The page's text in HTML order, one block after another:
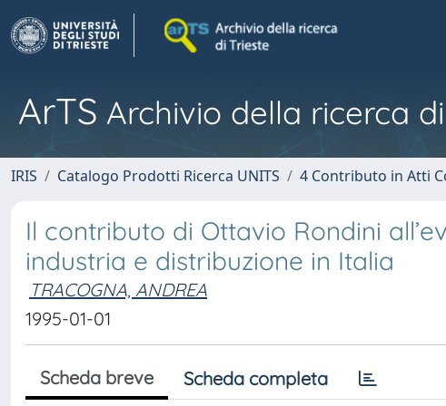
ArTS Archivio della ricerca
IRIS Catalogo Prodotti Ricerca UNITS 4 Contributo in Atti
Il contributo di Ottavio Rondini
industria e distribuzione in Italia
TRACOGNA, ANDREA
1995-01-01
Scheda breve Scheda completa